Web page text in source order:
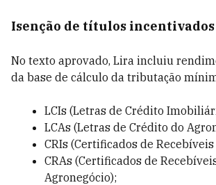
Isenção de títulos incentivados
No texto aprovado, Lira incluiu
da base de cálculo da tributação
LCIs (Letras de Crédito
LCAs (Letras de Crédito do
CRIs (Certificados de
CRAs (Certificados de
Agronegócio);